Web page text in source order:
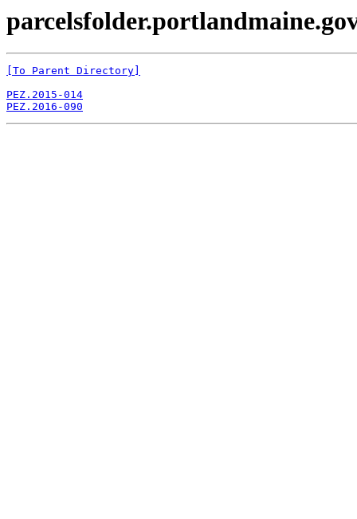
[To Parent Directory]
PEZ.2015-014
PEZ.2016-090